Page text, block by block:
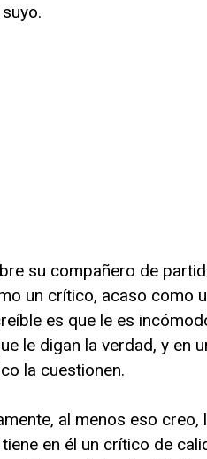
su compañero de
un crítico, acaso como
es que le es
le digan la verdad, y en
la cuestionen.
al menos eso
en él un crítico de